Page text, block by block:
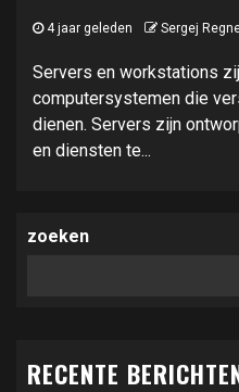
4 jaar geleden Sergej
Servers en workstations
computersystemen die
dienen. Servers zijn
en diensten te...
zoeken
RECENTE